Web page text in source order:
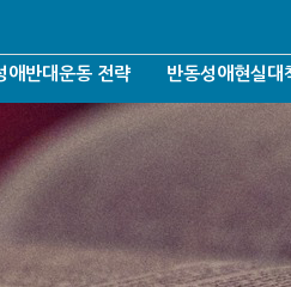
애반대운동 전략
성애운동
성애운동
교회갱신정화운동
가정회복운동
반동성애현실대
반동성애운동철학
반동성애운동조직
반동성애운동후원
반동성애운동네